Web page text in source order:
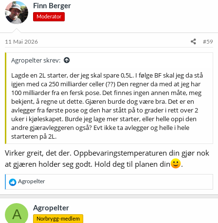
Finn Berger
Moderator
11 Mai 2026 #59
Agropelter skrev:
Lagde en 2L starter, der jeg skal spare 0,5L. I følge BF skal jeg da stå
igjen med ca 250 milliarder celler (??) Den regner da med at jeg har
100 milliarder fra en fersk pose. Det finnes ingen annen måte, meg
bekjent, å regne ut dette. Gjæren burde dog være bra. Det er en
avlegger fra første pose og den har stått på to grader i rett over 2
uker i kjøleskapet. Burde jeg lage mer starter, eller helle oppi den
andre gjæravleggeren også? Evt ikke ta avlegger og helle i hele
starteren på 2L.
Virker greit, det der. Oppbevaringstemperaturen din gjør nok
at gjæren holder seg godt. Hold deg til planen din
.
R
e
a
k
s
Agropelter
A Agropelter
Norbrygg-medlem